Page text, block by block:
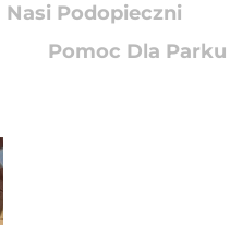
Nasi Podopieczni
Pomoc Dla Parku